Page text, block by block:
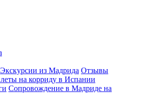
Экскурсии из Мадрида Отзывы
на корриду в Испании
Сопровождение в Мадриде на